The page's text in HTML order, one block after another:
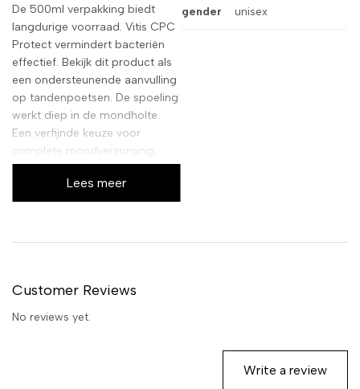
De 500ml verpakking biedt
langdurige voorraad. Vitis CPC
Protect vermindert bacteriën
effectief. Bekijk dit product als
een ondersteunende aanvulling
op tandenpoetsen. De spoeling
werkt diep in de mondholte.
Een verfijnde keuze voor
complete mondverzorging.
Lees meer
gender unisex
Customer Reviews
No reviews yet.
Write a review